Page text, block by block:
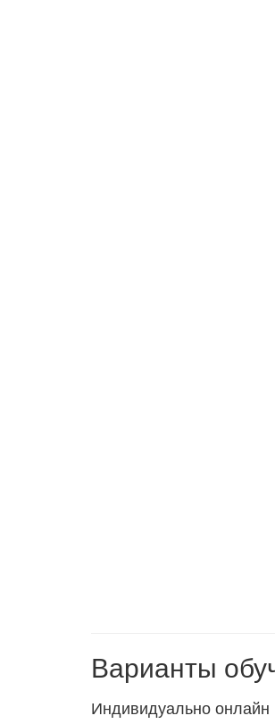
Варианты
Индивидуально онлайн